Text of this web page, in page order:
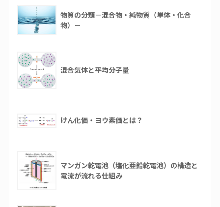
物質の分類－混合物・純物質（単体・化合
物）－
混合気体と平均分子量
けん化価・ヨウ素価とは？
マンガン乾電池（塩化亜鉛乾電池）の構造と
電流が流れる仕組み